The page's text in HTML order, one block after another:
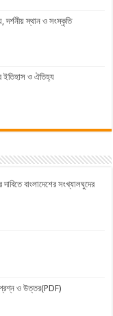
দর্শনীয় স্থান ও সংস্কৃতি
ইতিহাস ও ঐতিহ্য
বাংলাদেশের সংখ্যালঘুদের
ও উত্তর(PDF)